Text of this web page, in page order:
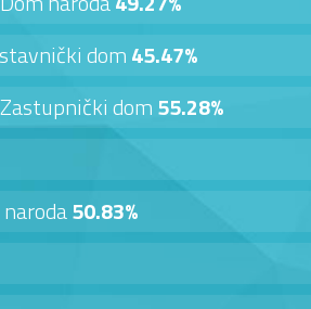
dom45.47%
dom55.28%
50.83%